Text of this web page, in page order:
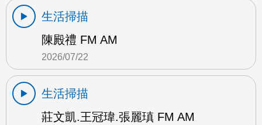
生活掃描
陳殿禮 FM AM
2026/07/22
生活掃描
莊文凱.王冠瑋.張麗瑱 FM AM